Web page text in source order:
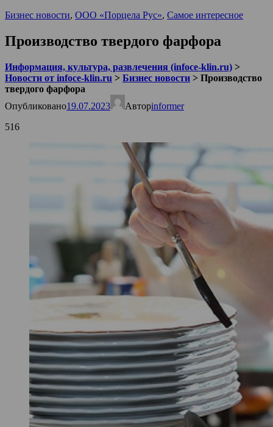
Бизнес новости, ООО «Порцела Рус», Самое интересное
Производство твердого фарфора
Информация, культура, развлечения (infoce-klin.ru) >
Новости от infoce-klin.ru > Бизнес новости > Производство
твердого фарфора
Опубликовано19.07.2023 Авторinformer
516